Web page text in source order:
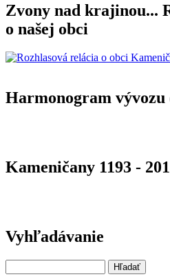
Zvony nad krajinou...
o našej obci
Harmonogram vývozu
Kameničany 1193 -
Vyhľadávanie